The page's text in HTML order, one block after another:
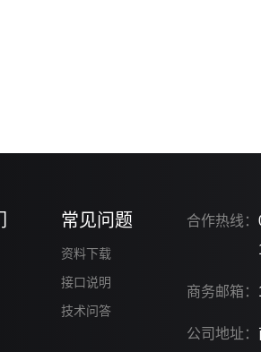
常见问题
资料下载
接口说明
技术问答
合作热线：
商务邮箱：
公司地址：